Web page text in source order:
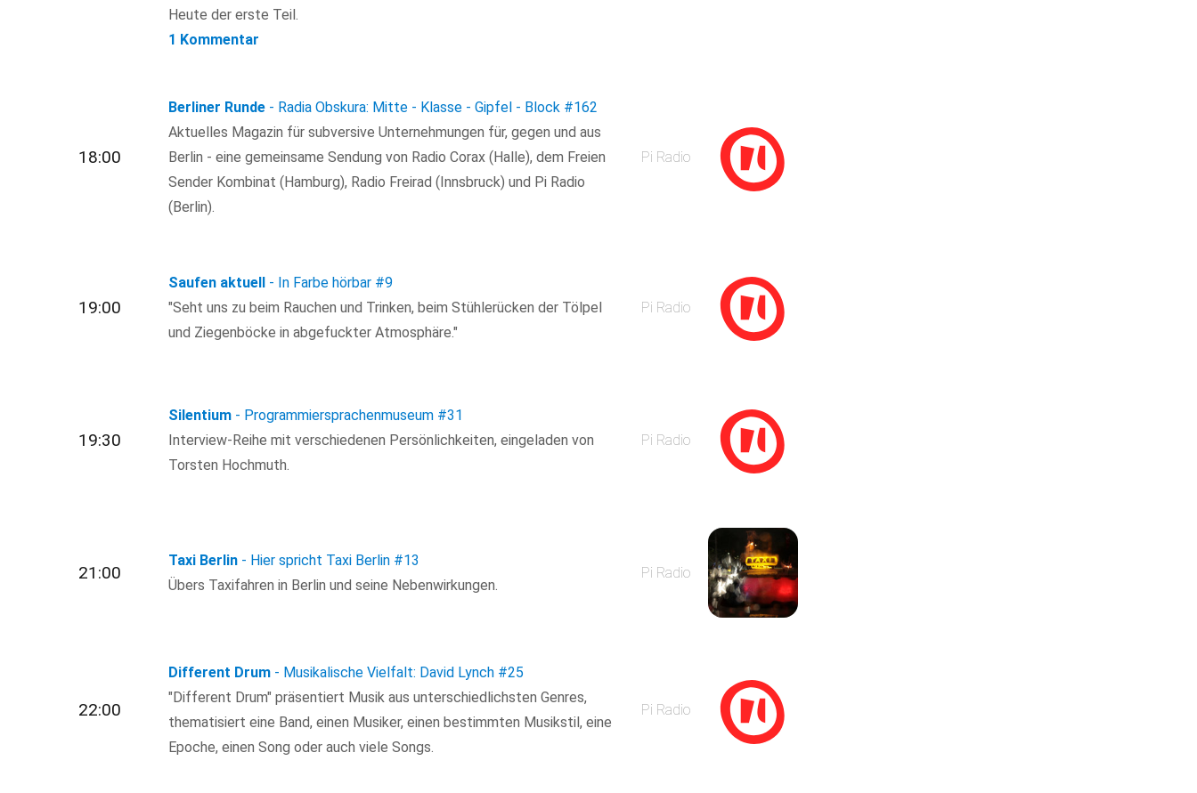
Heute der erste Teil.
1 Kommentar
18:00
Berliner Runde - Radia Obskura: Mitte - Klasse - Gipfel - Block #162
Aktuelles Magazin für subversive Unternehmungen für, gegen und aus
Berlin - eine gemeinsame Sendung von Radio Corax (Halle), dem Freien
Sender Kombinat (Hamburg), Radio Freirad (Innsbruck) und Pi Radio
(Berlin).
Pi Radio
19:00
Saufen aktuell - In Farbe hörbar #9
"Seht uns zu beim Rauchen und Trinken, beim Stühlerücken der Tölpel
und Ziegenböcke in abgefuckter Atmosphäre."
Pi Radio
19:30
Silentium - Programmiersprachenmuseum #31
Interview-Reihe mit verschiedenen Persönlichkeiten, eingeladen von
Torsten Hochmuth.
Pi Radio
21:00
Taxi Berlin - Hier spricht Taxi Berlin #13
Übers Taxifahren in Berlin und seine Nebenwirkungen.
Pi Radio
22:00
Different Drum - Musikalische Vielfalt: David Lynch #25
"Different Drum" präsentiert Musik aus unterschiedlichsten Genres,
thematisiert eine Band, einen Musiker, einen bestimmten Musikstil, eine
Epoche, einen Song oder auch viele Songs.
Pi Radio